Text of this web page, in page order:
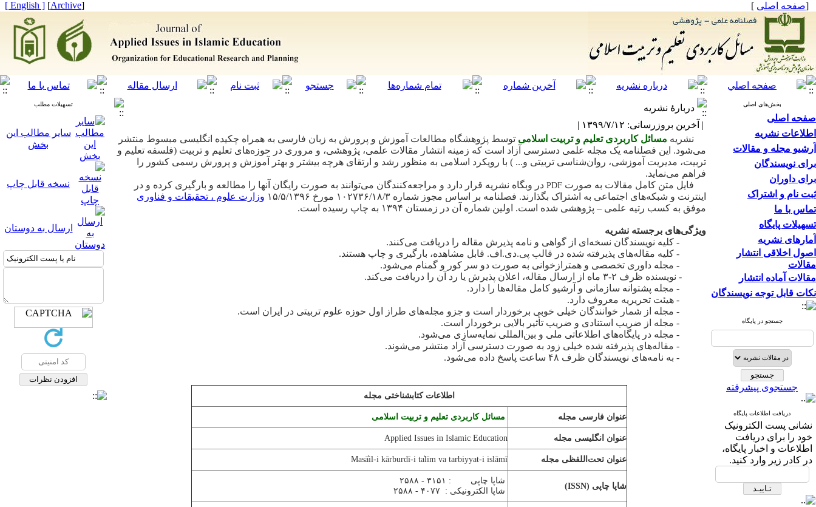
[صفحه اصلی ]
[
Archive
]
[ English ]
بخش‌های اصلی
صفحه اصلی
اطلاعات نشریه
آرشیو مجله و مقالات
برای نویسندگان
برای داوران
ثبت نام و اشتراک
تماس با ما
تسهیلات پایگاه
آمارهای نشریه
اصول اخلاقی انتشار
مقالات
مقالات آماده انتشار
نکات قابل توجه نویسندگان
جستجو در پایگاه
جستجوی پیشرفته
دریافت اطلاعات پایگاه
نشانی پست الکترونیک
خود را برای دریافت
اطلاعات و اخبار پایگاه،
در کادر زیر وارد کنید.
دربارۀ نشریه
| آخرین بروزرسانی: ۱۳۹۹/۷/۱۲ |
نشریه مسائل کاربردی تعلیم و تربیت اسلامی توسط پژوهشگاه مطالعات آموزش و پرورش به زبان فارسی به همراه چکیده انگلیسی مبسوط منتشر
می‌شود. این فصلنامه یک مجله علمی دسترسی آزاد است که زمینه انتشار مقالات علمی، پژوهشی، و مروری در حوزه‌های تعلیم و تربیت (فلسفه تعلیم و
تربیت، مدیریت آموزشی، روان‌شناسی تربیتی و... ) با رویکرد اسلامی به منظور رشد و ارتقای هرچه بیشتر و بهتر آموزش و پرورش رسمی کشور را
فراهم می‌نماید.
فایل متن کامل مقالات به صورت PDF در وبگاه نشریه قرار دارد و مراجعه‌کنندگان می‌توانند به صورت رایگان آنها را مطالعه و بارگیری کرده و در
اینترنت و شبکه‌های اجتماعی به اشتراک بگذارند. فصلنامه بر اساس مجوز شماره ۱۰۲۷۳۶/۱۸/۳ مورخ ۱۵/۵/۱۳۹۶ وزارت علوم ، تحقیقات و فناوری
موفق به کسب رتیه علمی – پژوهشی شده است. اولین شماره آن در زمستان ۱۳۹۴ به چاپ رسیده است.
ویژگی‌های برجسته نشریه
- کلیه نویسندگان نسخه‌ای از گواهی و نامه پذیرش مقاله را دریافت می‌کنند.
- کلیه مقاله‌های پذیرفته شده در قالب پی.دی.اف. قابل مشاهده، بارگیری و چاپ هستند.
- مجله داوری تخصصی و همترازخوانی به صورت دو سر کور و گمنام می‌شود.
- نویسنده ظرف ۲-۳ ماه از ارسال مقاله، اعلان پذیرش یا رد آن را دریافت می‌کند.
- مجله پشتوانه سازمانی و آرشیو کامل مقاله‌‌ها را دارد.
- هیئت تحریریه معروف دارد.
- مجله از شمار خوانندگان خیلی خوبی برخوردار است و جزو مجله‌های طراز اول حوزه علوم تربیتی در ایران است.
- مجله از ضریب استنادی و ضریب تأثیر بالایی برخوردار است.
- مجله در پایگاه‌های اطلاعاتی ملی و بین‌المللی نمایه‌سازی می‌شود.
- مقاله‌های پذیرفته شده خیلی زود به صورت دسترسی آزاد منتشر می‌شوند.
- به نامه‌های نویسندگان ظرف ۴۸ ساعت پاسخ داده می‌شود.
اطلاعات کتابشناختی مجله
عنوان فارسی مجله مسائل کاربردی تعلیم و تربیت اسلامی
عنوان انگلیسی مجله Applied Issues in Islamic Education
عنوان تحت‌اللفظی مجله Masā̓il-i kārburdī-i ta̒līm va tarbiyyat-i islāmī
شاپا چاپی (ISSN
)
شاپا چاپی : ۳۱۵۱ - ۲۵۸۸
شاپا الکترونیکی : ۴۰۷۷ - ۲۵۸۸
تسهیلات مطلب
سایر مطالب این
بخش
نسخه قابل چاپ
ارسال به دوستان